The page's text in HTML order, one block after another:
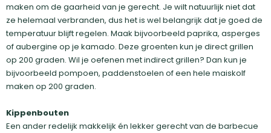
maken om de gaarheid van je gerecht. Je wilt natuurlijk niet dat
ze helemaal verbranden, dus het is wel belangrijk dat je goed de
temperatuur blijft regelen. Maak bijvoorbeeld paprika, asperges
of aubergine op je kamado. Deze groenten kun je direct grillen
op 200 graden. Wil je oefenen met indirect grillen? Dan kun je
bijvoorbeeld pompoen, paddenstoelen of een hele maiskolf
maken op 200 graden.
Kippenbouten
Een ander redelijk makkelijk én lekker gerecht van de barbecue